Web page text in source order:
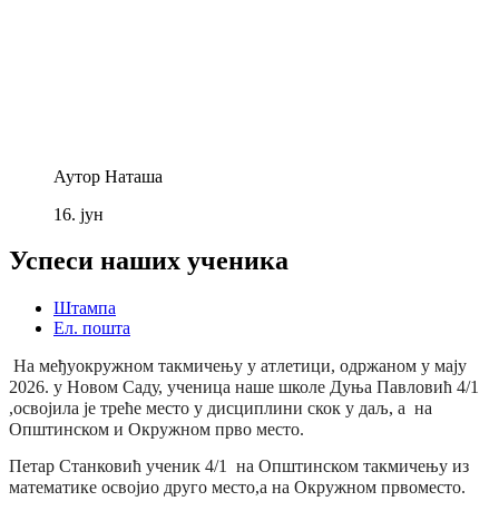
Аутор Наташа
16. јун
Успеси наших ученика
Штампа
Ел. пошта
На међуокружном такмичењу у атлетици, одржаном у мају
2026. у Новом Саду, ученица наше школе Дуња Павловић 4/1
,освојила је треће место у дисциплини скок у даљ, а на
Општинском и Окружном прво место.
Петар Станковић ученик 4/1 на Општинском такмичењу из
математике освојио друго место,а на Окружном првоместо.